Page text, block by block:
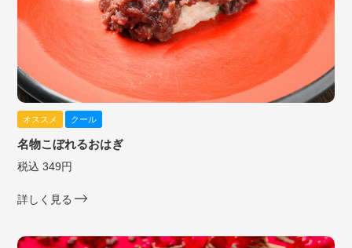
オススメ クール
名物こぼれるおはぎ
税込 349円
詳しく見る